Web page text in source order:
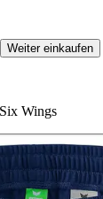
Weiter einkaufen
Wings